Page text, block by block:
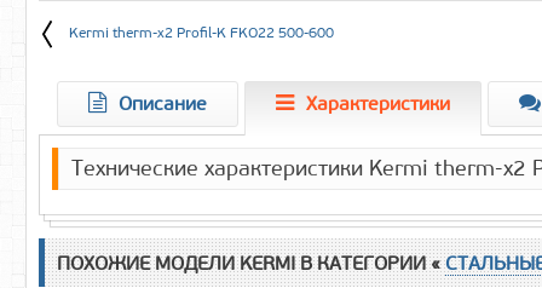
Kermi therm-x2 Profil-K FKO22 500-600
Описание Характеристики
Технические характеристики Kermi therm-
ПОХОЖИЕ МОДЕЛИ KERMI В КАТЕГОРИИ «